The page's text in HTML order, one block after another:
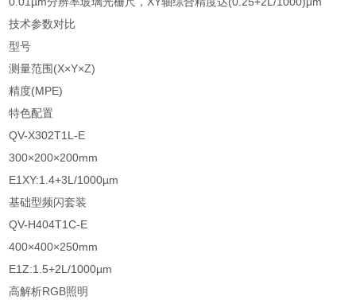
技术参数对比
型号
测量范围(X×Y×Z)
精度(MPE)
特色配置
QV-X302T1L-E
300×200×200mm
E1XY:1.4+3L/1000µm
基础型频闪套装
QV-H404T1C-E
400×400×250mm
E1Z:1.5+2L/1000µm
高解析RGB照明